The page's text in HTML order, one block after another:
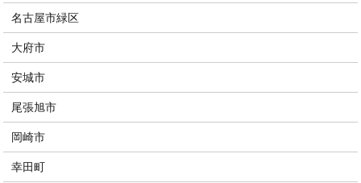
名古屋市緑区
大府市
安城市
尾張旭市
岡崎市
幸田町